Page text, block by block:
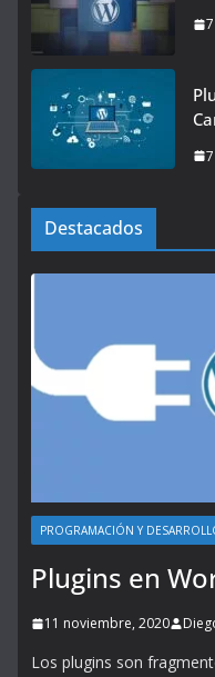
Destacados
PROGRAMACIÓN Y
Plugins en
11 noviembre, 2020
Los plugins son